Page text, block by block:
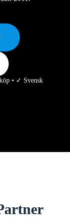
• ✓ Svensk